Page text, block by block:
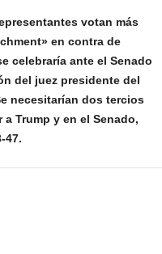
votan más
en contra de
celebraría ante el Senado
del juez presidente del
necesitarían dos tercios
Trump y en el Senado,
47.